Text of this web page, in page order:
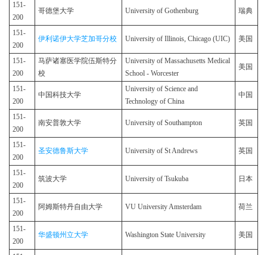
151-
200
哥德堡大学 University of Gothenburg 瑞典
151-
200
伊利诺伊大学芝加哥分校 University of Illinois, Chicago (UIC) 美国
151-
200
马萨诸塞医学院伍斯特分
校
University of Massachusetts Medical
School - Worcester
美国
151-
200
中国科技大学
University of Science and
Technology of China
中国
151-
200
南安普敦大学 University of Southampton 英国
151-
200
圣安德鲁斯大学 University of St Andrews 英国
151-
200
筑波大学 University of Tsukuba 日本
151-
200
阿姆斯特丹自由大学 VU University Amsterdam 荷兰
151-
200
华盛顿州立大学 Washington State University 美国